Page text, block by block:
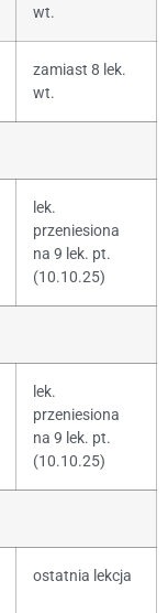
wt.
zamiast 8 lek.
wt.
lek.
przeniesiona
na 9 lek. pt.
(10.10.25)
lek.
przeniesiona
na 9 lek. pt.
(10.10.25)
ostatnia lekcja